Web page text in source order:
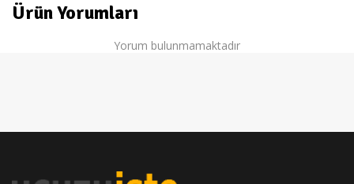
Ürün Yorumları
Yorum bulunmamaktadır